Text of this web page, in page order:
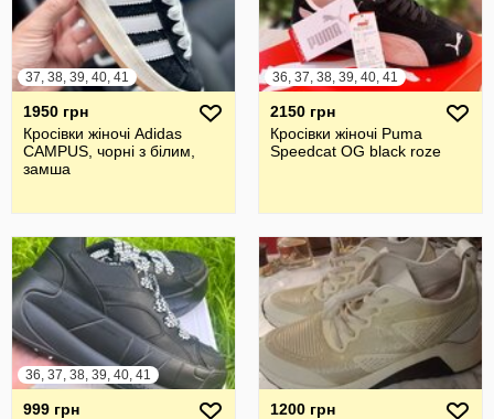
37, 38, 39, 40, 41
1950 грн
Кросівки жіночі Adidas
CAMPUS, чорні з білим,
замша
36, 37, 38, 39, 40, 41
2150 грн
Кросівки жіночі Puma
Speedcat OG black roze
36, 37, 38, 39, 40, 41
999 грн
1200 грн